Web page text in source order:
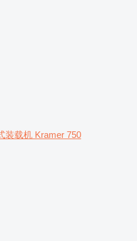
装载机 Kramer 750